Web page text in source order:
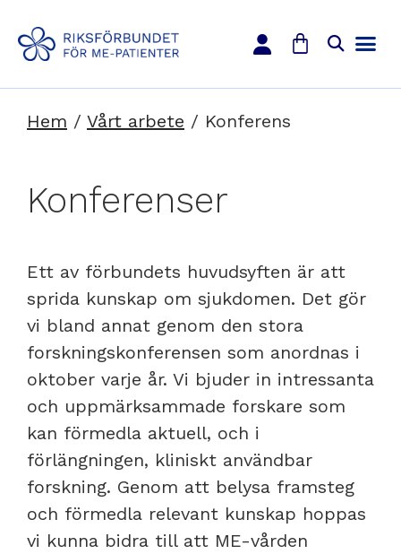
Hem / Vårt arbete / Konferens
Konferenser
Ett av förbundets huvudsyften är att
sprida kunskap om sjukdomen. Det gör
vi bland annat genom den stora
forskningskonferensen som anordnas i
oktober varje år. Vi bjuder in intressanta
och uppmärksammade forskare som
kan förmedla aktuell, och i
förlängningen, kliniskt användbar
forskning. Genom att belysa framsteg
och förmedla relevant kunskap hoppas
vi kunna bidra till att ME-vården